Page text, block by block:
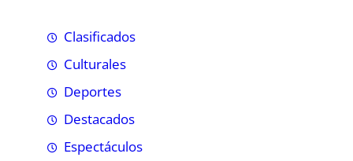
Clasificados
Culturales
Deportes
Destacados
Espectáculos